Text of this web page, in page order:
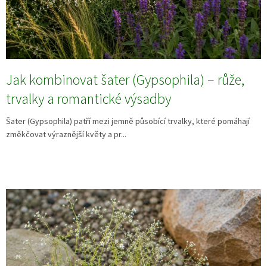
Jak kombinovat šater (Gypsophila) – růže,
trvalky a romantické výsadby
Šater (Gypsophila) patří mezi jemně působící trvalky, které pomáhají
změkčovat výraznější květy a pr...